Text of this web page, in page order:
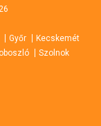
Győr
Kecskemét
Szolnok